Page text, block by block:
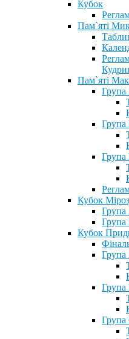
Кубок
Пам`яті
Пам`яті
Група
Група
Група
Кубок
Група
Група
Кубок
Група
Група
Група